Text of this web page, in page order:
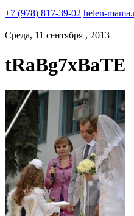
+7 (978) 817-39-02 helen-
Среда, 11 сентября , 2013
tRaBg7xBaTE